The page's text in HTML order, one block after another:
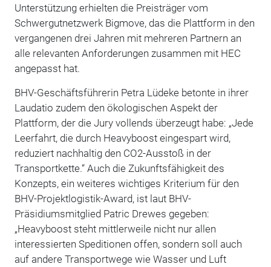
Unterstützung erhielten die Preisträger vom
Schwergutnetzwerk Bigmove, das die Plattform in den
vergangenen drei Jahren mit mehreren Partnern an
alle relevanten Anforderungen zusammen mit HEC
angepasst hat.
BHV-Geschäftsführerin Petra Lüdeke betonte in ihrer
Laudatio zudem den ökologischen Aspekt der
Plattform, der die Jury vollends überzeugt habe: „Jede
Leerfahrt, die durch Heavyboost eingespart wird,
reduziert nachhaltig den CO2-Ausstoß in der
Transportkette.“ Auch die Zukunftsfähigkeit des
Konzepts, ein weiteres wichtiges Kriterium für den
BHV-Projektlogistik-Award, ist laut BHV-
Präsidiumsmitglied Patric Drewes gegeben:
„Heavyboost steht mittlerweile nicht nur allen
interessierten Speditionen offen, sondern soll auch
auf andere Transportwege wie Wasser und Luft